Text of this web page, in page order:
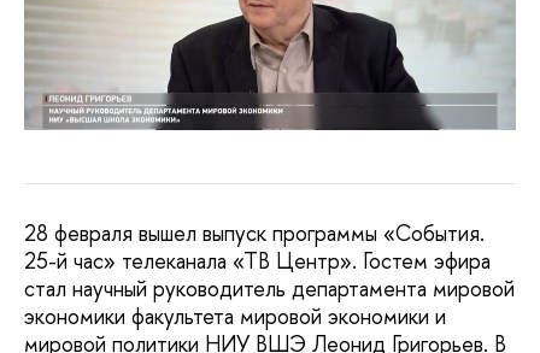
28 февраля вышел выпуск программы «События.
25-й час» телеканала «ТВ Центр». Гостем эфира
стал научный руководитель департамента мировой
экономики факультета мировой экономики и
мировой политики НИУ ВШЭ Леонид Григорьев. В